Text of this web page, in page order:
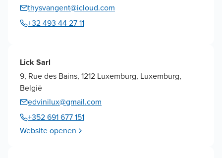
thysvangent@icloud.com
+32 493 44 27 11
Lick Sarl
9, Rue des Bains, 1212 Luxemburg, Luxemburg,
België
edvinilux@gmail.com
+352 691 677 151
Website openen